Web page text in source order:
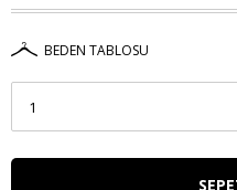
BEDEN TABLOSU